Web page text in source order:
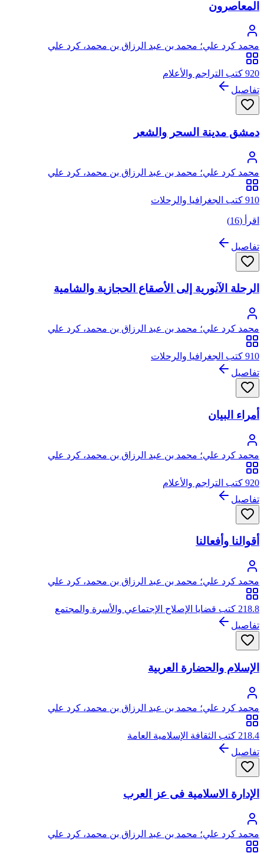
المعاصرون
محمد كرد علي؛ محمد بن عبد الرزاق بن محمد، كرد علي
920 كتب التراجم والأعلام
تفاصيل
دمشق مدينة السحر والشعر
محمد كرد علي؛ محمد بن عبد الرزاق بن محمد، كرد علي
910 كتب الجغرافيا والرحلات
اقرأ (16)
تفاصيل
الرحلة الآنورية إلى الأصقاع الحجازية والشامية
محمد كرد علي؛ محمد بن عبد الرزاق بن محمد، كرد علي
910 كتب الجغرافيا والرحلات
تفاصيل
أمراء البيان
محمد كرد علي؛ محمد بن عبد الرزاق بن محمد، كرد علي
920 كتب التراجم والأعلام
تفاصيل
أقوالنا وأفعالنا
محمد كرد علي؛ محمد بن عبد الرزاق بن محمد، كرد علي
218.8 كتب قضايا الإصلاح الإجتماعي والأسرة والمجتمع
تفاصيل
الإسلام والحضارة العربية
محمد كرد علي؛ محمد بن عبد الرزاق بن محمد، كرد علي
218.4 كتب الثقافة الإسلامية العامة
تفاصيل
الإدارة الاسلامية فى عز العرب
محمد كرد علي؛ محمد بن عبد الرزاق بن محمد، كرد علي